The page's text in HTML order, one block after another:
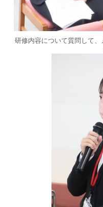
研修内容について質問して